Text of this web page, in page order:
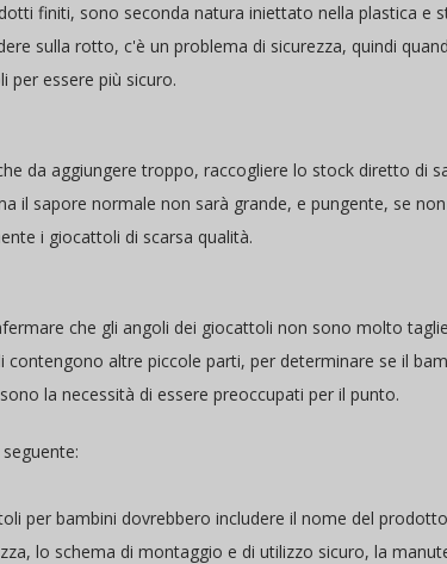
finiti, sono seconda natura iniettato nella plastica e
sulla rotto, c'è un problema di sicurezza, quindi
per essere più sicuro.
da aggiungere troppo, raccogliere lo stock diretto di
il sapore normale non sarà grande, e pungente, se
i giocattoli di scarsa qualità.
che gli angoli dei giocattoli non sono molto
altre piccole parti, per determinare se il
la necessità di essere preoccupati per il punto.
per bambini dovrebbero includere il nome del
lo schema di montaggio e di utilizzo sicuro, la